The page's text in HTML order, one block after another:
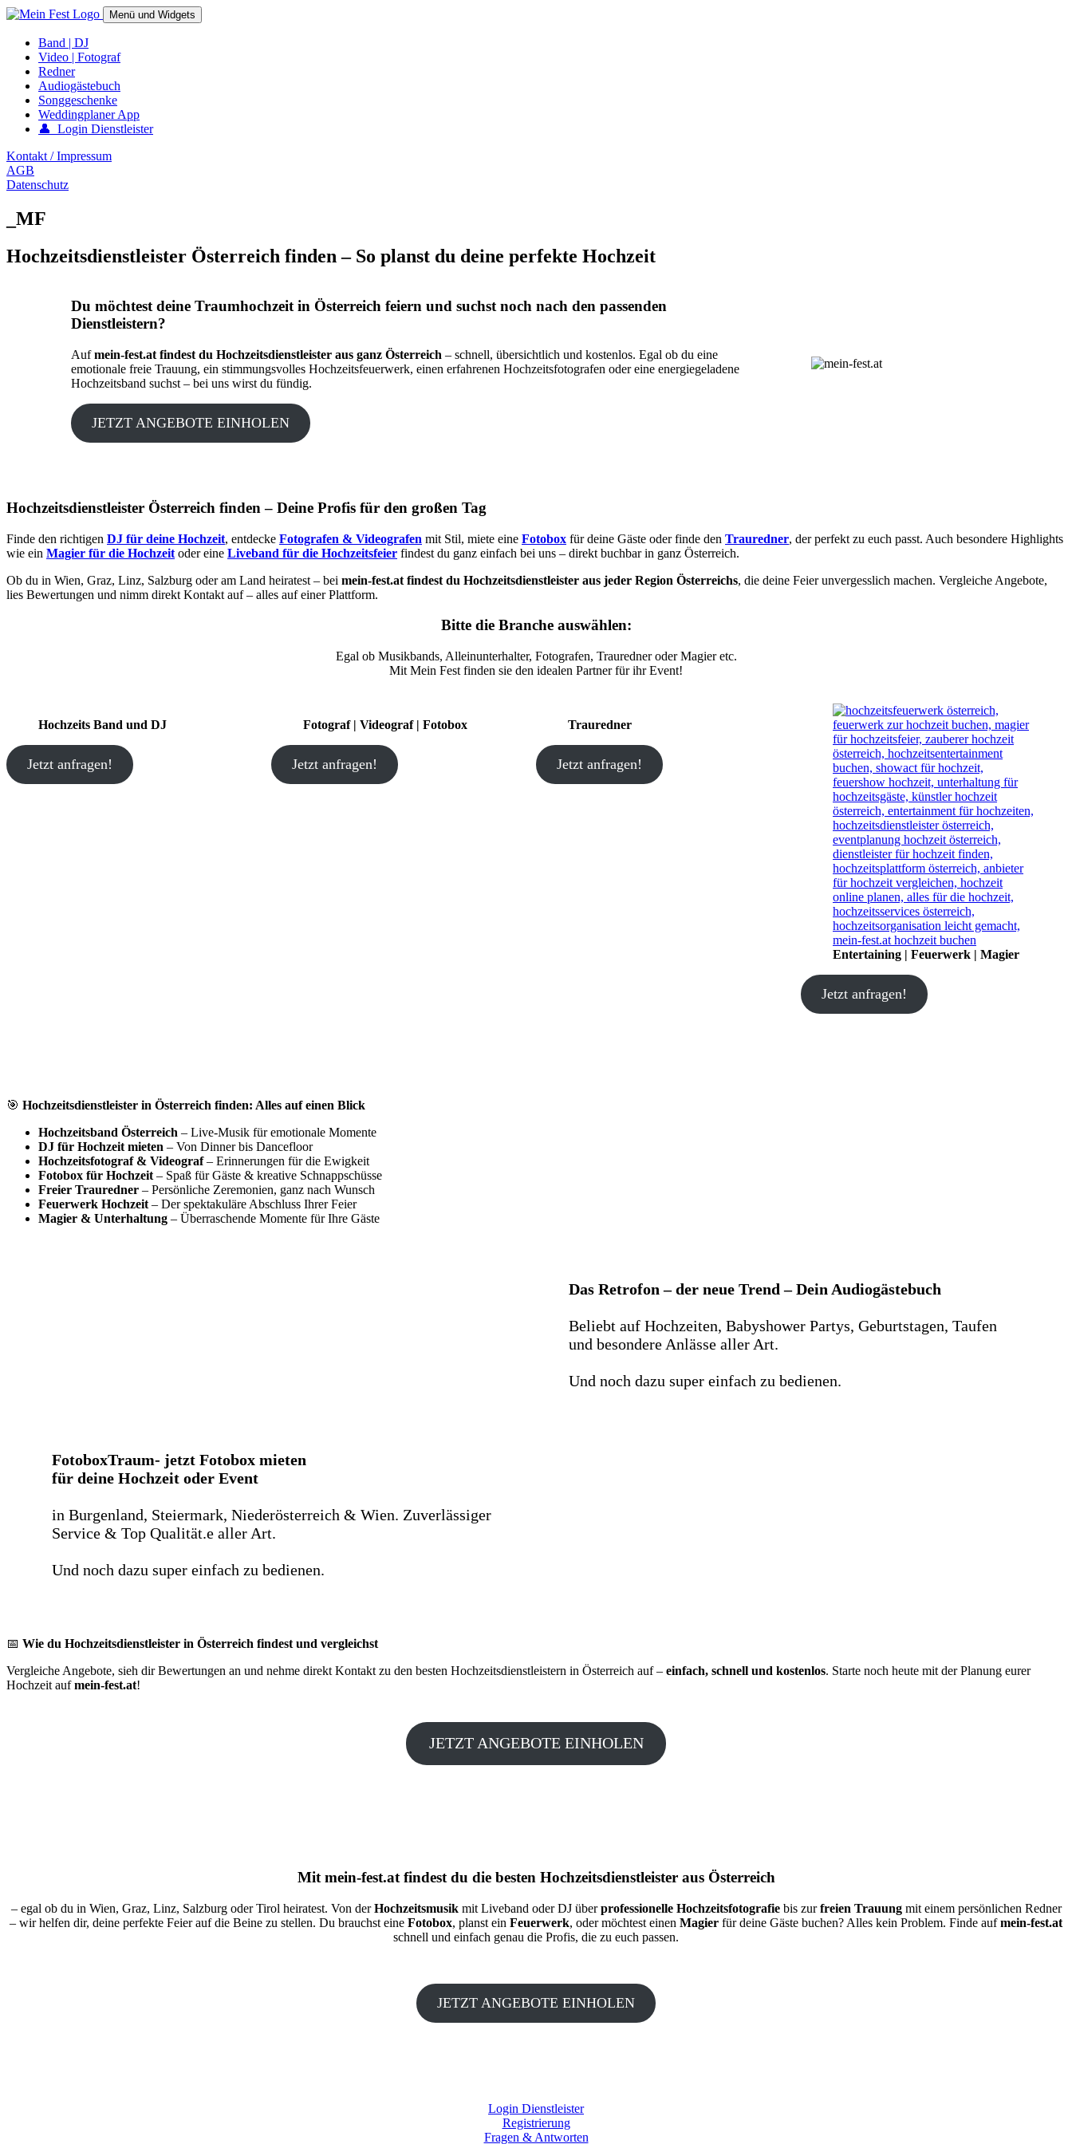
Springe
Inhalt
mein-fest.at – Band / Fotograf für Hochzeit oder Fest buchen!
Menü und Widgets
Band | DJ
Video | Fotograf
Redner
Audiogästebuch
Songgeschenke
Weddingplaner App
👤 Login Dienstleister
Kontakt / Impressum
AGB
Datenschutz
_MF
Hochzeitsdienstleister Österreich finden – So planst du deine perfekte Hochzeit
Du möchtest deine Traumhochzeit in Österreich feiern und suchst noch nach den passenden
Dienstleistern?
Aufmein-fest.at findest du Hochzeitsdienstleister aus ganz Österreich – schnell, übersichtlich und kostenlos. Egal ob du eine
emotionale freie Trauung, ein stimmungsvolles Hochzeitsfeuerwerk, einen erfahrenen Hochzeitsfotografen oder eine energiegeladene
Hochzeitsband suchst – bei uns wirst du fündig.
JETZT ANGEBOTE EINHOLEN
Hochzeitsdienstleister Österreich finden – Deine Profis für den großen Tag
Finde den richtigen DJ für deine Hochzeit, entdecke Fotografen & Videografen mit Stil, miete eine Fotobox für deine Gäste oder finde den Trauredner, der perfekt zu euch passt. Auch besondere Highlights
wie ein Magier für die Hochzeit oder eine Liveband für die Hochzeitsfeier findest du ganz einfach bei uns – direkt buchbar in ganz Österreich.
Ob du in Wien, Graz, Linz, Salzburg oder am Land heiratest – bei mein-fest.at findest du Hochzeitsdienstleister aus jeder Region Österreichs, die deine Feier unvergesslich machen. Vergleiche Angebote,
lies Bewertungen und nimm direkt Kontakt auf – alles auf einer Plattform.
Bitte die Branche auswählen:
Egal ob Musikbands, Alleinunterhalter, Fotografen, Trauredner oder Magier etc.
Mit Mein Fest finden sie den idealen Partner für ihr Event!
Hochzeits Band und DJ
Jetzt anfragen!
Fotograf | Videograf | Fotobox
Jetzt anfragen!
Trauredner
Jetzt anfragen!
Entertaining | Feuerwerk | Magier
Jetzt anfragen!
🎯 Hochzeitsdienstleister in Österreich finden: Alles auf einen Blick
Hochzeitsband Österreich – Live-Musik für emotionale Momente
DJ für Hochzeit mieten – Von Dinner bis Dancefloor
Hochzeitsfotograf & Videograf– Erinnerungen für die Ewigkeit
Fotobox für Hochzeit – Spaß für Gäste & kreative Schnappschüsse
Freier Trauredner – Persönliche Zeremonien, ganz nach Wunsch
Feuerwerk Hochzeit – Der spektakuläre Abschluss Ihrer Feier
Magier & Unterhaltung – Überraschende Momente für Ihre Gäste
Das Retrofon – der neue Trend – Dein Audiogästebuch
Beliebt auf Hochzeiten, Babyshower Partys, Geburtstagen, Taufen
und besondere Anlässe aller Art.
Und noch dazu super einfach zu bedienen.
FotoboxTraum- jetzt Fotobox mieten
für deine Hochzeit oder Event
in Burgenland, Steiermark, Niederösterreich & Wien. Zuverlässiger
Service & Top Qualität.e aller Art.
Und noch dazu super einfach zu bedienen.
📅 Wie du Hochzeitsdienstleister in Österreich findest und vergleichst
Vergleiche Angebote, sieh dir Bewertungen an und nehme direkt Kontakt zu den besten Hochzeitsdienstleistern in Österreich auf – einfach, schnell und kostenlos. Starte noch heute mit der Planung eurer
Hochzeit aufmein-fest.at!
JETZT ANGEBOTE EINHOLEN
Mitmein-fest.atfindest du die besten Hochzeitsdienstleister aus Österreich
– egal ob du in Wien, Graz, Linz, Salzburg oder Tirol heiratest. Von derHochzeitsmusikmit Liveband oder DJ überprofessionelle Hochzeitsfotografiebis zurfreien Trauungmit einem persönlichen Redner
– wir helfen dir, deine perfekte Feier auf die Beine zu stellen. Du brauchst eine Fotobox, planst ein Feuerwerk, oder möchtest einen Magier für deine Gäste buchen? Alles kein Problem. Finde aufmein-fest.at
schnell und einfach genau die Profis, die zu euch passen.
JETZT ANGEBOTE EINHOLEN
Login Dienstleister
Registrierung
Fragen & Antworten